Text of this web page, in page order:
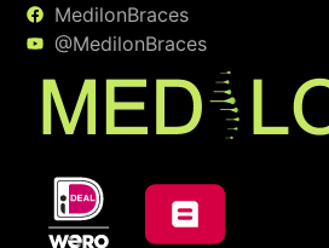
MedilonBraces
@MedilonBraces